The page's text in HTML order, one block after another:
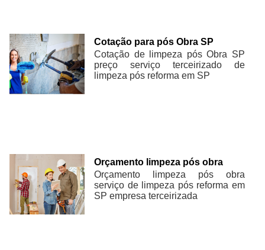
Cotação para pós Obra SP
Cotação de limpeza pós Obra SP
preço serviço terceirizado de
limpeza pós reforma em SP
Orçamento limpeza pós obra
Orçamento limpeza pós obra
serviço de limpeza pós reforma em
SP empresa terceirizada